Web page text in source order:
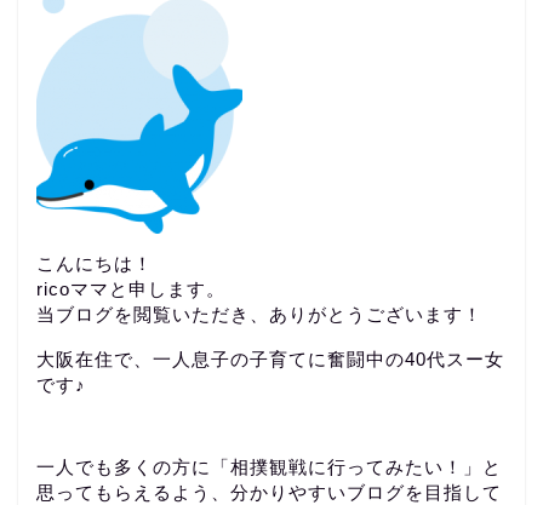
こんにちは！
ricoママと申します。
当ブログを閲覧いただき、ありがとうございます！
大阪在住で、一人息子の子育てに奮闘中の40代スー女
です♪
一人でも多くの方に「相撲観戦に行ってみたい！」と
思ってもらえるよう、分かりやすいブログを目指して